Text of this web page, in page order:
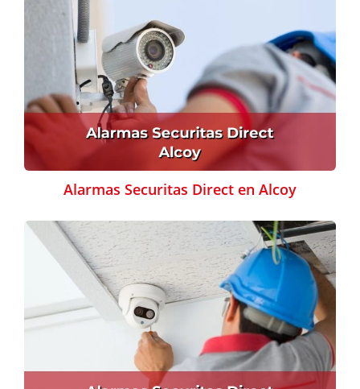
Alarmas Securitas Direct en Alcoy